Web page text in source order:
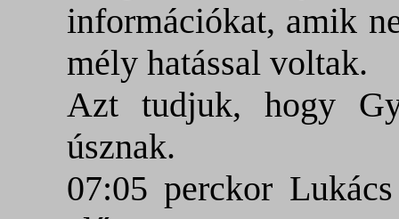
információkat, amik
mély hatással voltak.
Azt tudjuk, hogy
úsznak.
07:05 perckor